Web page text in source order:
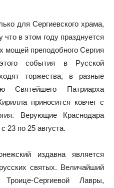
для Сергиевского храма,
в этом году празднуется
мощей преподобного Сергия
события в Русской
торжества, в разные
Святейшего Патриарха
приносится ковчег с
Верующие Краснодара
23 по 25 августа.
издавна является
святых. Величайший
Троице-Сергиевой Лавры,